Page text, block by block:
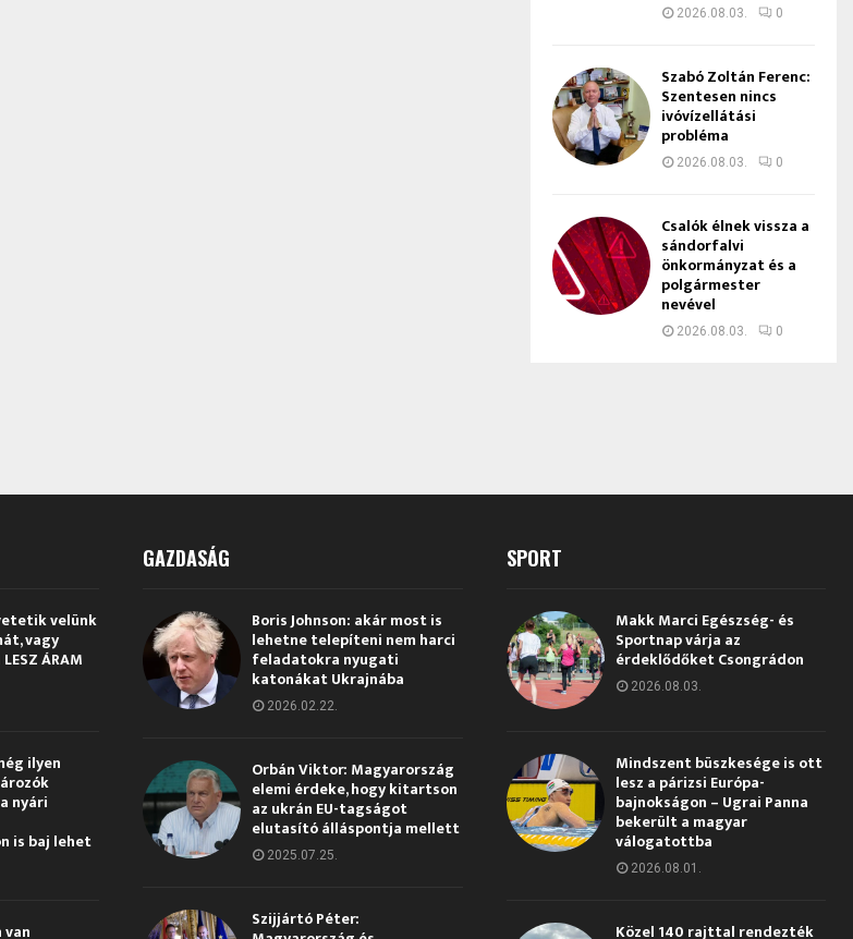
2026.08.03. 0
Szabó Zoltán Ferenc:
Szentesen nincs
ivóvízellátási
probléma
2026.08.03. 0
Csalók élnek vissza a
sándorfalvi
önkormányzat és a
polgármester
nevével
2026.08.03. 0
velünk
vagy
ÁRAM
ilyen
nyári
is baj lehet
GAZDASÁG
Boris Johnson: akár most is
lehetne telepíteni nem harci
feladatokra nyugati
katonákat Ukrajnába
2026.02.22.
Orbán Viktor: Magyarország
elemi érdeke, hogy kitartson
az ukrán EU-tagságot
elutasító álláspontja mellett
2025.07.25.
Szijjártó Péter:
SPORT
Makk Marci Egészség- és
Sportnap várja az
érdeklődőket Csongrádon
2026.08.03.
Mindszent büszkesége is ott
lesz a párizsi Európa-
bajnokságon – Ugrai Panna
bekerült a magyar
válogatottba
2026.08.01.
Közel 140 rajttal rendezték